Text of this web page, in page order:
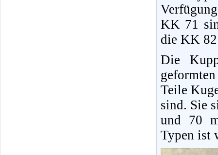
KK 71
die KK
Die
Teile
sind. Sie
und 70
Typen ist